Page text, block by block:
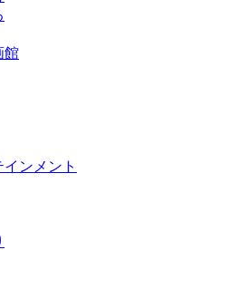
館
ンメント